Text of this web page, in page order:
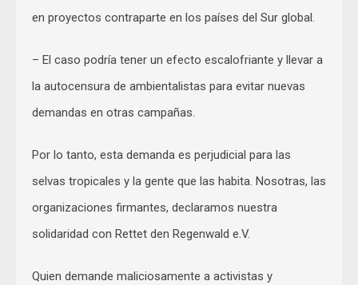
en proyectos contraparte en los países del Sur global.
– El caso podría tener un efecto escalofriante y llevar a
la autocensura de ambientalistas para evitar nuevas
demandas en otras campañas.
Por lo tanto, esta demanda es perjudicial para las
selvas tropicales y la gente que las habita. Nosotras, las
organizaciones firmantes, declaramos nuestra
solidaridad con Rettet den Regenwald e.V.
Quien demande maliciosamente a activistas y